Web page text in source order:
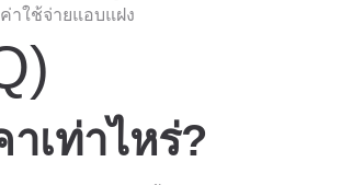
าใช้จ่ายแอบแฝง
เท่าไหร่?